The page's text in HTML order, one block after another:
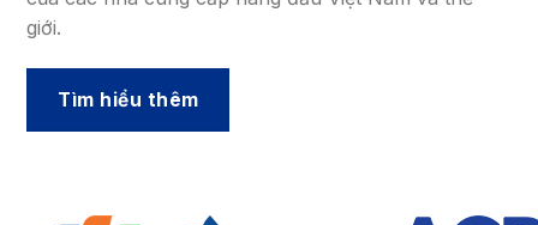
giới.
Tìm hiểu thêm